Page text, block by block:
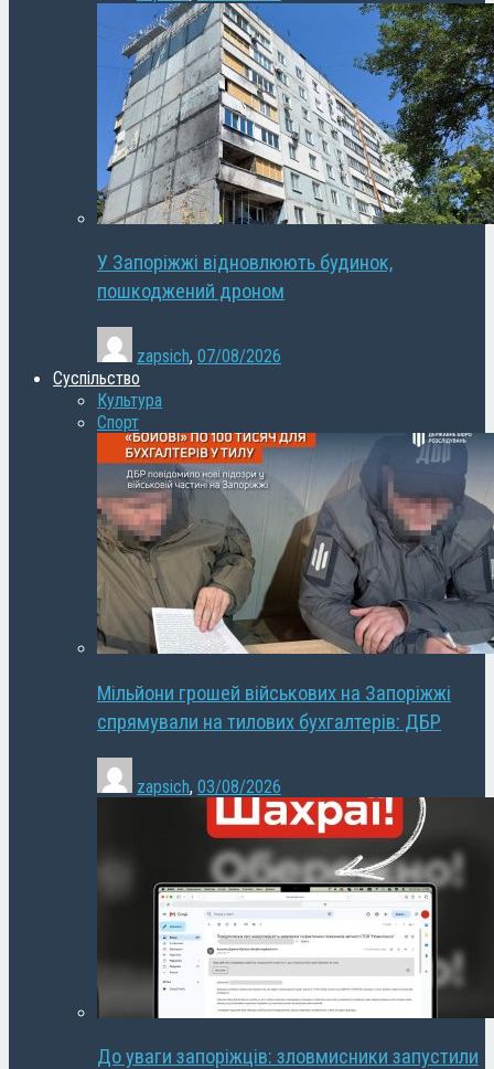
У Запоріжжі відновлюють будинок,
пошкоджений дроном
zapsich, 07/08/2026
Суспільство
Культура
Спорт
Мільйони грошей військових на Запоріжжі
спрямували на тилових бухгалтерів: ДБР
zapsich, 03/08/2026
До уваги запоріжців: зловмисники запустили